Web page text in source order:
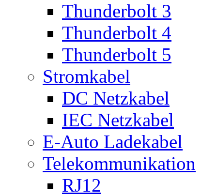
Thunderbolt 3
Thunderbolt 4
Thunderbolt 5
Stromkabel
DC Netzkabel
IEC Netzkabel
E-Auto Ladekabel
Telekommunikation
RJ12